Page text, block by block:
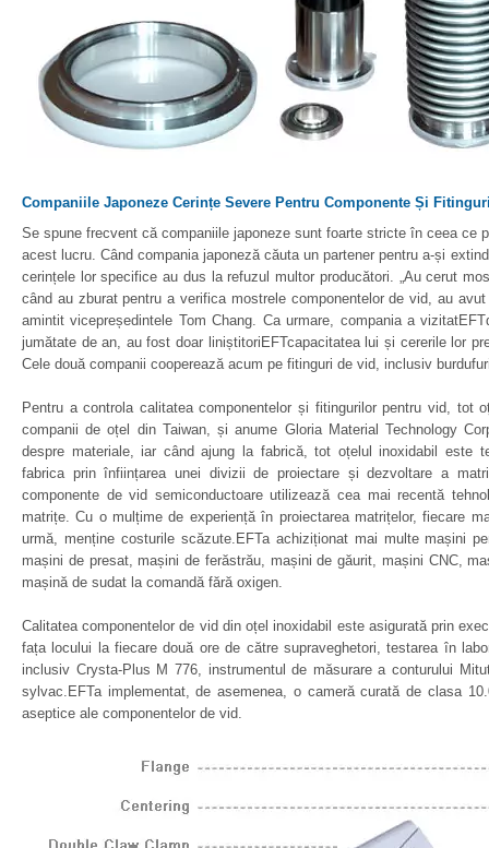
Companiile Japoneze Cerințe Severe Pentru Componente Și
Se spune frecvent că companiile japoneze sunt foarte stricte în ceea ce
acest lucru. Când compania japoneză căuta un partener pentru a-și
cerințele lor specifice au dus la refuzul multor producători. „Au cerut
când au zburat pentru a verifica mostrele componentelor de vid, au
amintit vicepreședintele Tom Chang. Ca urmare, compania a
jumătate de an, au fost doar liniștitoriEFTcapacitatea lui și cererile lor
Cele două companii cooperează acum pe fitinguri de vid, inclusiv
Pentru a controla calitatea componentelor și fitingurilor pentru vid, tot
companii de oțel din Taiwan, și anume Gloria Material Technology
despre materiale, iar când ajung la fabrică, tot oțelul inoxidabil este
fabrica prin înființarea unei divizii de proiectare și dezvoltare a
componente de vid semiconductoare utilizează cea mai recentă
matrițe. Cu o mulțime de experiență în proiectarea matrițelor, fiecare
urmă, menține costurile scăzute.EFTa achiziționat mai multe mașini
mașini de presat, mașini de ferăstrău, mașini de găurit, mașini CNC,
mașină de sudat la comandă fără oxigen.
Calitatea componentelor de vid din oțel inoxidabil este asigurată prin
fața locului la fiecare două ore de către supraveghetori, testarea în
inclusiv Crysta-Plus M 776, instrumentul de măsurare a conturului
sylvac.EFTa implementat, de asemenea, o cameră curată de clasa
aseptice ale componentelor de vid.